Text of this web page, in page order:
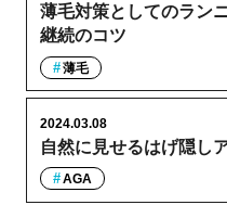
薄毛対策としてのラン
継続のコツ
薄毛
自然に見せるはげ隠し
2024.03.08
AGA